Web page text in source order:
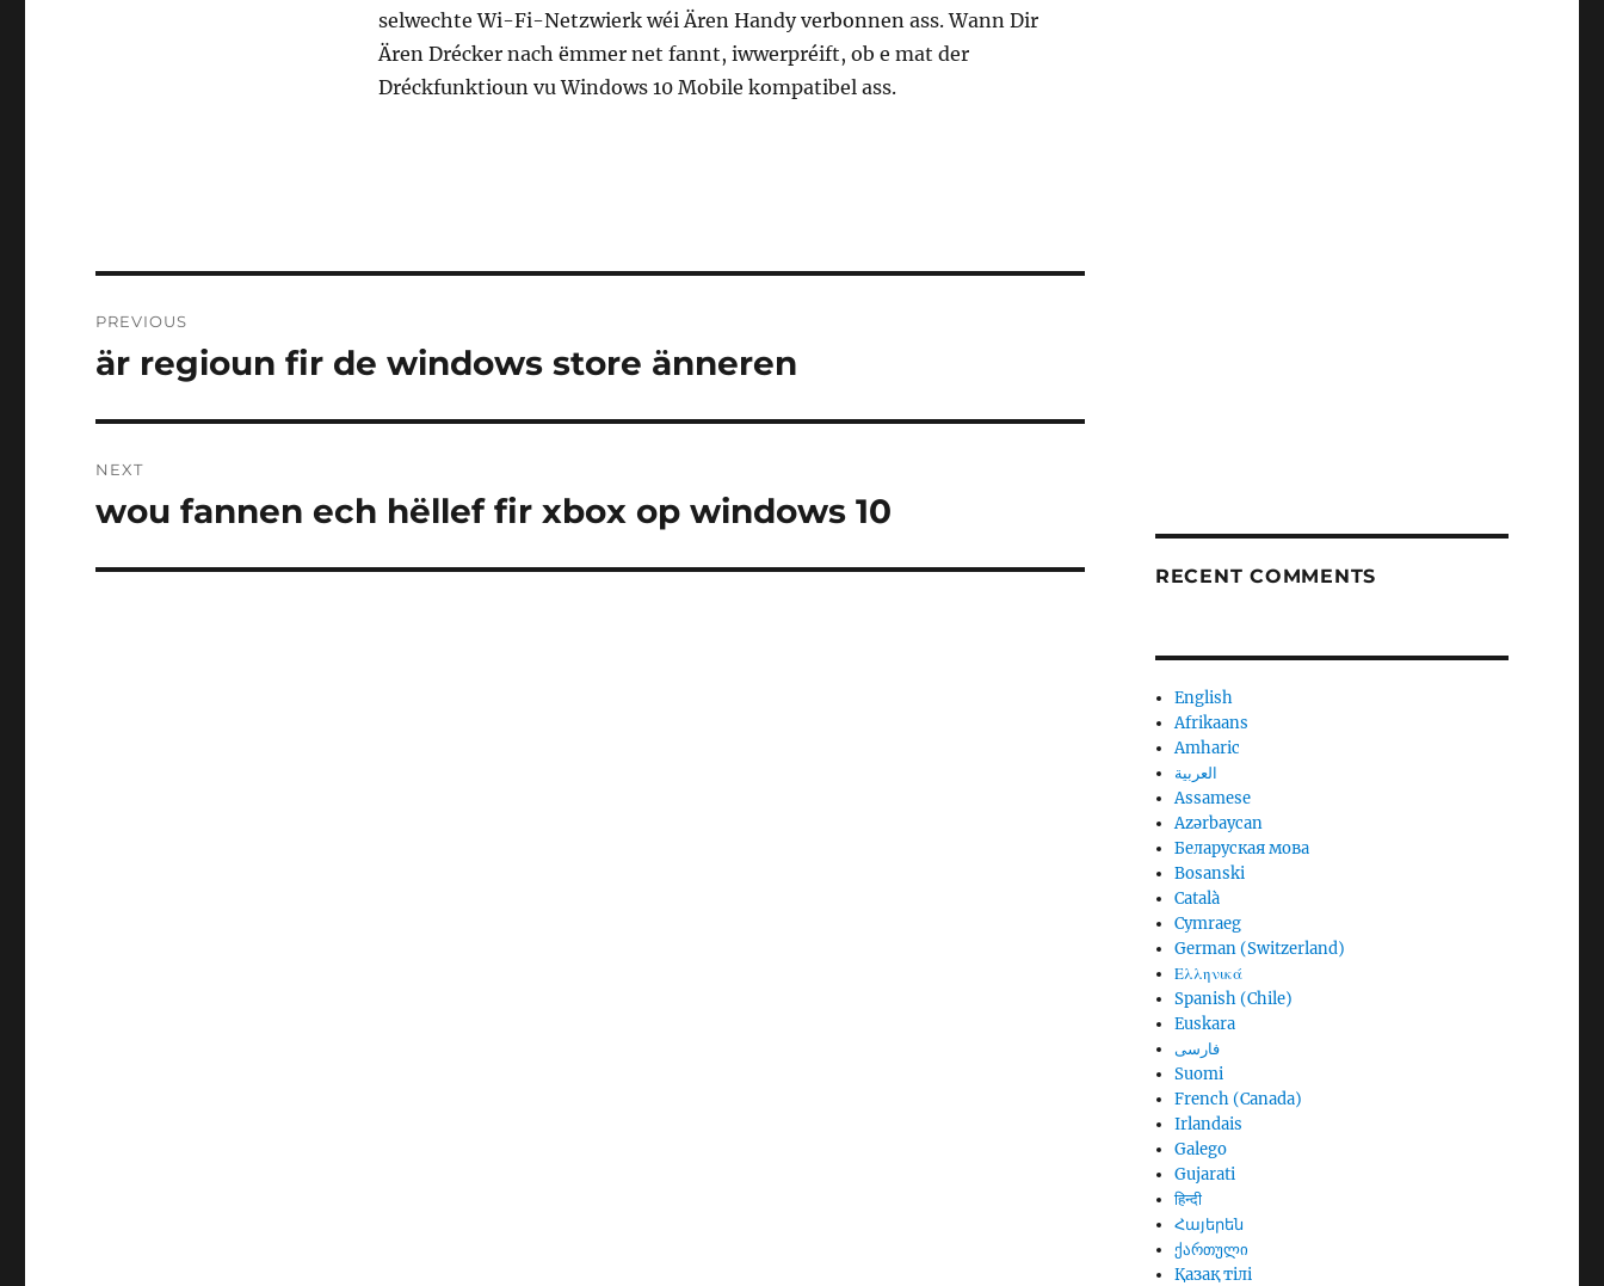
selwechte Wi-Fi-Netzwierk wéi Ären Handy verbonnen ass. Wann Dir
Ären Drécker nach ëmmer net fannt, iwwerpréift, ob e mat der
Dréckfunktioun vu Windows 10 Mobile kompatibel ass.
navigation
PREVIOUS
Previous
är regioun fir de windows store änneren
NEXT
Next
wou fannen ech hëllef fir xbox op windows 10
RECENT COMMENTS
English
Afrikaans
Amharic
العربية
Assamese
Azərbaycan
Беларуская мова
Bosanski
Català
Cymraeg
German (Switzerland)
Ελληνικά
Spanish (Chile)
Euskara
فارسی
Suomi
French (Canada)
Irlandais
Galego
Gujarati
हिन्दी
Հայերեն
ქართული
Қазақ тілі